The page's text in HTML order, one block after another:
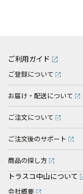
ご利用ガイド
ご登録について
お届け・配送について
ご注文について
ご注文後のサポート
商品の探し方
トラスコ中山について
会社概要